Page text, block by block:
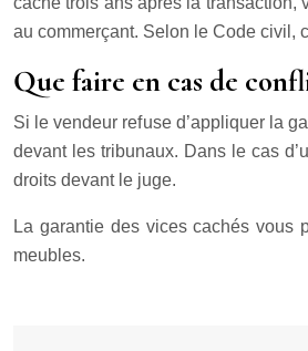
au commerçant. Selon le Code civil,
Que faire en cas de
Si le vendeur refuse d’appliquer la
devant les tribunaux. Dans le cas
droits devant le juge.
La garantie des vices cachés vous
meubles.